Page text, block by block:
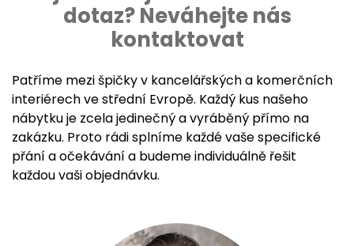
dotaz? Neváhejte nás
kontaktovat
Patříme mezi špičky v kancelářských a komerčních
interiérech ve střední Evropě. Každý kus našeho
nábytku je zcela jedinečný a vyráběný přímo na
zakázku. Proto rádi splníme každé vaše specifické
přání a očekávání a budeme individuálně řešit
každou vaši objednávku.